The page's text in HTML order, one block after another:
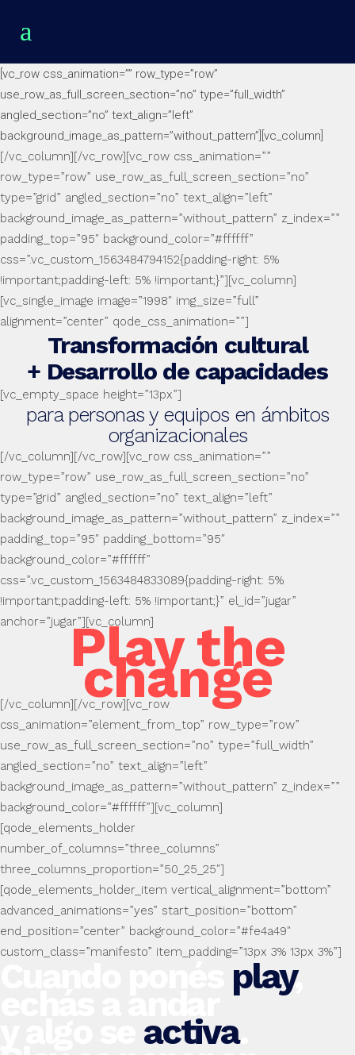
[vc_row css_animation=”” row_type=”row”
use_row_as_full_screen_section=”no” type=”full_width”
angled_section=”no” text_align=”left”
background_image_as_pattern=”without_pattern”][vc_column]
[/vc_column][/vc_row][vc_row css_animation=””
row_type=”row” use_row_as_full_screen_section=”no”
type=”grid” angled_section=”no” text_align=”left”
background_image_as_pattern=”without_pattern” z_index=””
padding_top=”95″ background_color=”#ffffff”
css=”.vc_custom_1563484794152{padding-right: 5%
!important;padding-left: 5% !important;}”][vc_column]
[vc_single_image image=”1998″ img_size=”full”
alignment=”center” qode_css_animation=””]
Transformación cultural
+ Desarrollo de capacidades
[vc_empty_space height=”13px”]
para personas y equipos en ámbitos
organizacionales
[/vc_column][/vc_row][vc_row css_animation=””
row_type=”row” use_row_as_full_screen_section=”no”
type=”grid” angled_section=”no” text_align=”left”
background_image_as_pattern=”without_pattern” z_index=””
padding_top=”95″ padding_bottom=”95″
background_color=”#ffffff”
css=”.vc_custom_1563484833089{padding-right: 5%
!important;padding-left: 5% !important;}” el_id=”jugar”
anchor=”jugar”][vc_column]
Play the
change
[/vc_column][/vc_row][vc_row
css_animation=”element_from_top” row_type=”row”
use_row_as_full_screen_section=”no” type=”full_width”
angled_section=”no” text_align=”left”
background_image_as_pattern=”without_pattern” z_index=””
background_color=”#ffffff”][vc_column]
[qode_elements_holder
number_of_columns=”three_columns”
three_columns_proportion=”50_25_25″]
[qode_elements_holder_item vertical_alignment=”bottom”
advanced_animations=”yes” start_position=”bottom”
end_position=”center” background_color=”#fe4a49″
custom_class=”manifesto” item_padding=”13px 3% 13px 3%”]
play,
activa.